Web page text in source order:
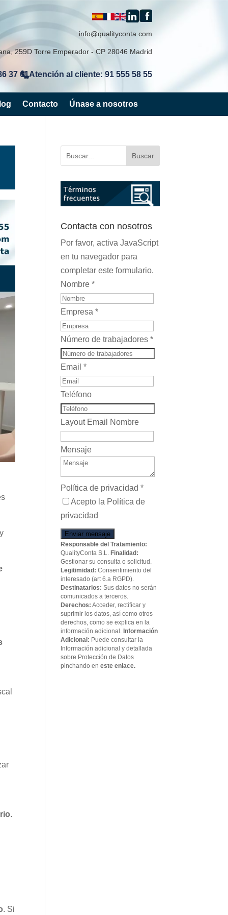
info@qualityconta.com
259D Torre Emperador - CP 28046 Madrid
37 61
| Atención al cliente: 91 555 58 55
Contacto Únase a nosotros
.
. Si
Buscar
Contacta con nosotros
Por favor, activa JavaScript
en tu navegador para
completar este formulario.
Nombre*
Empresa*
Número de trabajadores*
Email*
Teléfono
Layout Email Nombre
Mensaje
Política de privacidad*
Acepto la Política de
privacidad
Enviar mensaje
Responsable del Tratamiento:
QualityConta S.L. Finalidad:
Gestionar su consulta o solicitud.
Legitimidad: Consentimiento del
interesado (art 6.a RGPD).
Destinatarios: Sus datos no serán
comunicados a terceros.
Derechos: Acceder, rectificar y
suprimir los datos, así como otros
derechos, como se explica en la
información adicional. Información
Adicional: Puede consultar la
Información adicional y detallada
sobre Protección de Datos
pinchando eneste enlace.